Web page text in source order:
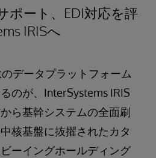
ポート、EDI対応を評
IRISへ
データプラットフォーム
のが、InterSystems IRIS
ら基幹システムの全面刷
核基盤に抜擢されたカタ
ーイングホールディング